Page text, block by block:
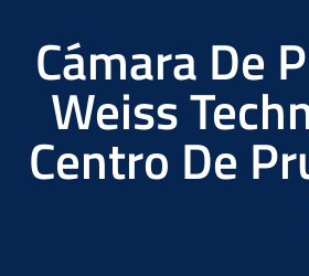
Cámara De
Weiss
Centro De